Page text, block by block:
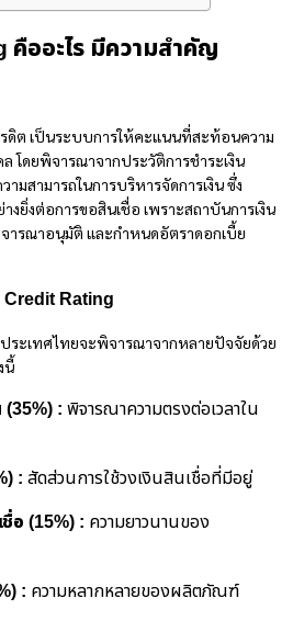
คืออะไร มีความสำคัญ
ดิต เป็นระบบการให้คะแนนที่สะท้อนความ
โดยพิจารณาจากประวัติการชำระเงิน
มสามารถในการบริหารจัดการเงิน ซึ่ง
ยิ่งต่อการขอสินเชื่อ เพราะสถาบันการเงิน
รณาอนุมัติ และกำหนดอัตราดอกเบี้ย
Credit Rating
ระเทศไทยจะพิจารณาจากหลายปัจจัยด้วย
นี้
(35%) : พิจารณาความตรงต่อเวลาใน
: สัดส่วนการใช้วงเงินสินเชื่อที่มีอยู่
ชื่อ (15%) : ความยาวนานของ
: ความหลากหลายของผลิตภัณฑ์